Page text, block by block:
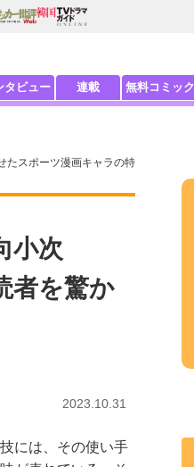
タビュー 連載 無料コミック
たスポーツ漫画キャラの特
小次
者を驚か
2023.10.31
には、その使い手